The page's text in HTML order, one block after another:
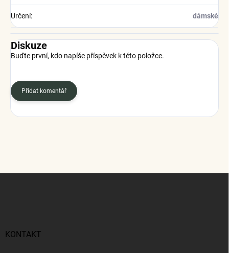
Určení: dámské
Diskuze
Buďte první, kdo napíše příspěvek k této položce.
Přidat komentář
KONTAKT